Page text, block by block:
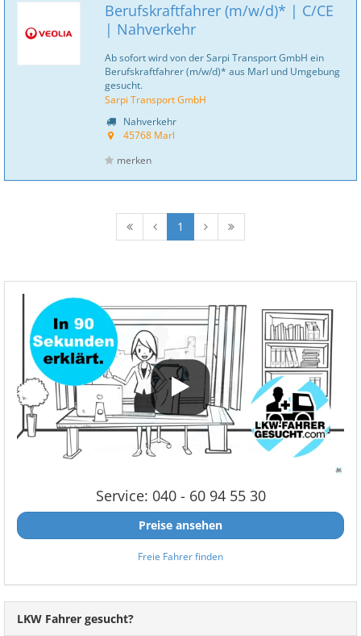
Berufskraftfahrer (m/w/d)* | C/CE
| Nahverkehr
Ab sofort wird von der Sarpi Transport GmbH ein
Berufskraftfahrer (m/w/d)* aus Marl und Umgebung
gesucht.
Sarpi Transport GmbH
Nahverkehr
45768 Marl
merken
1
Service: 040 - 60 94 55 30
Preise ansehen
Freie Fahrer finden
LKW Fahrer gesucht?